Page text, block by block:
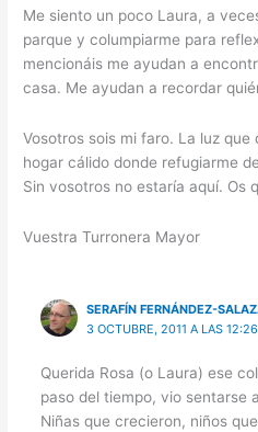
Me siento un poco Laura, a
parque y columpiarme para
mencionáis me ayudan a
casa. Me ayudan a recordar
Vosotros sois mi faro. La luz que
hogar cálido donde refugiarme
Sin vosotros no estaría aquí. Os
Vuestra Turronera Mayor
SERAFÍN FERNÁNDEZ-
3 OCTUBRE, 2011 A LAS 12:26
Querida Rosa (o Laura) ese
paso del tiempo, vio sentarse
Niñas que crecieron, niños